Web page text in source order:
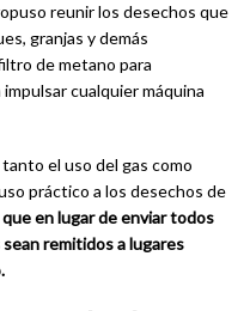
reunir los desechos que
granjas y demás
de metano para
cualquier máquina
el uso del gas como
práctico a los desechos de
en lugar de enviar todos
remitidos a lugares